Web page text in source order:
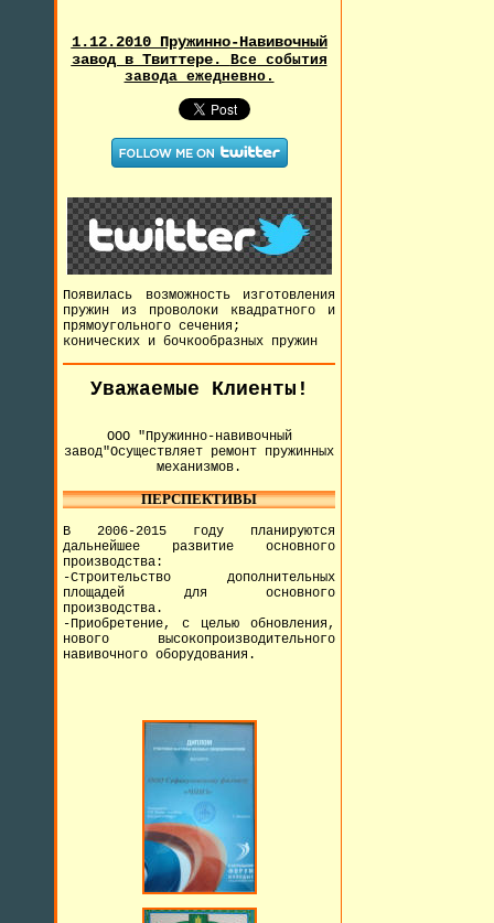
1.12.2010 Пружинно-Навивочный
завод в Твиттере. Все события
завода ежедневно.
Появилась возможность изготовления
пружин из проволоки квадратного и
прямоугольного сечения;
конических и бочкообразных пружин
Уважаемые Клиенты!
ООО "Пружинно-навивочный
завод"Осуществляет ремонт пружинных
механизмов.
ПЕРСПЕКТИВЫ
В 2006-2015 году планируются
дальнейшее развитие основного
производства:
-Строительство дополнительных
площадей для основного
производства.
-Приобретение, с целью обновления,
нового высокопроизводительного
навивочного оборудования.